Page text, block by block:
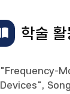
학술 활
"Frequency-
Devices",